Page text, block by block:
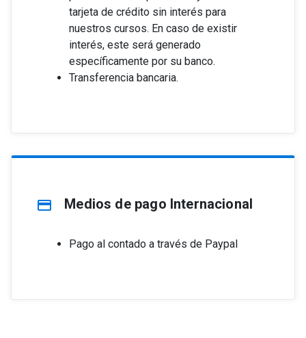
tarjeta de crédito sin interés para
nuestros cursos. En caso de existir
interés, este será generado
específicamente por su banco.
Transferencia bancaria.
credit_card Medios de pago Internacional
Pago al contado a través de Paypal